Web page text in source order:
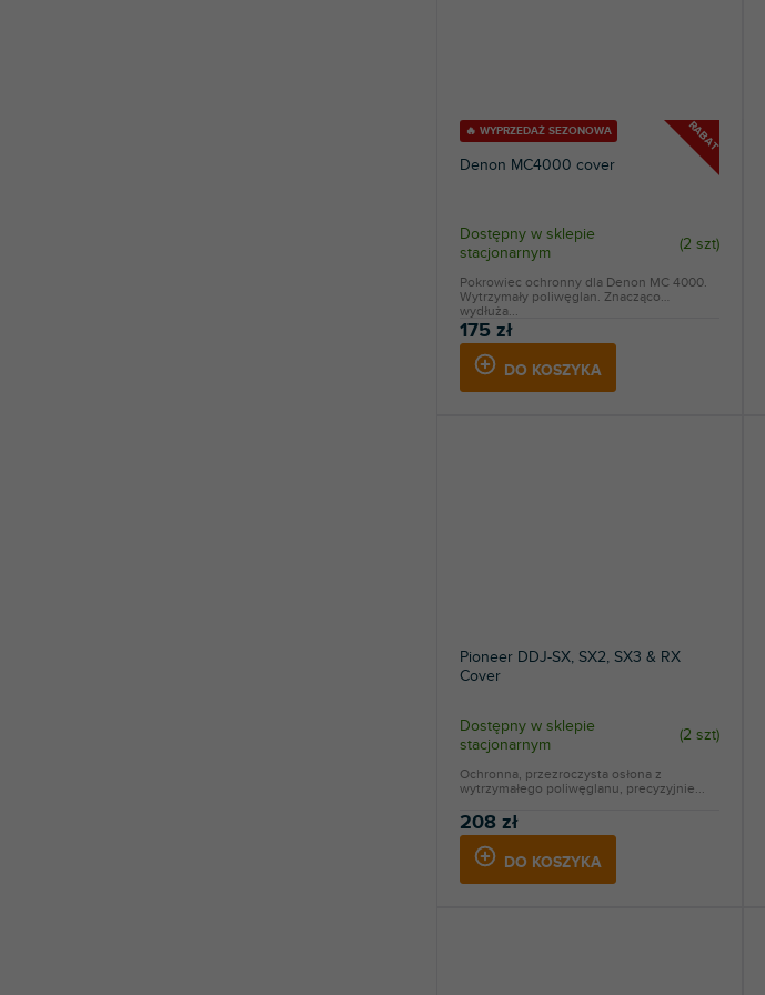
RABAT
🔥 WYPRZEDAŻ SEZONOWA
Denon MC4000 cover
Dostępny w sklepie
stacjonarnym
(2 szt)
175 zł
DO KOSZYKA
Pokrowiec ochronny dla Denon MC 4000.
Wytrzymały poliwęglan. Znacząco
wydłuża...
Pioneer DDJ-SX, SX2, SX3 & RX
Cover
Dostępny w sklepie
stacjonarnym
(2 szt)
208 zł
DO KOSZYKA
Ochronna, przezroczysta osłona z
wytrzymałego poliwęglanu, precyzyjnie...